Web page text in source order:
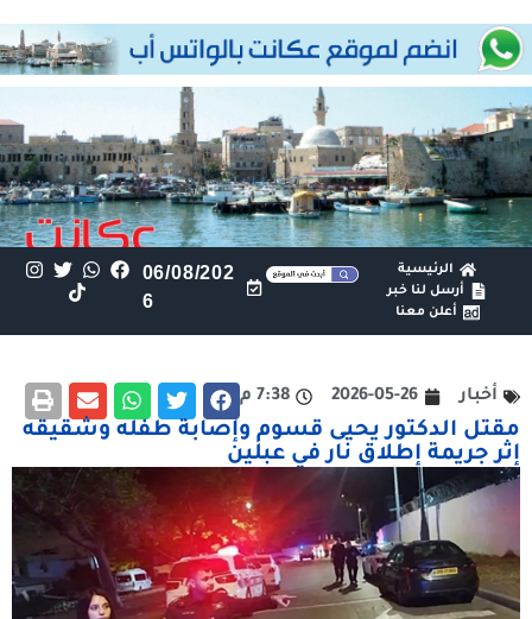
الرئيسية
أرسل لنا خبر
أعلن معنا
06/08/202
6
أخبار 2026-05-26 7:38 م
مقتل الدكتور يحيى قسوم وإصابة طفله وشقيقه
إثر جريمة إطلاق نار في عبلين